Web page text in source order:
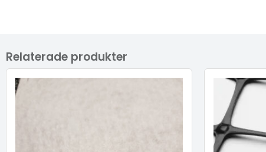
Relaterade produkter